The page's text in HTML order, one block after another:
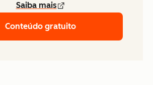
Saiba mais
Conteúdo gratuito